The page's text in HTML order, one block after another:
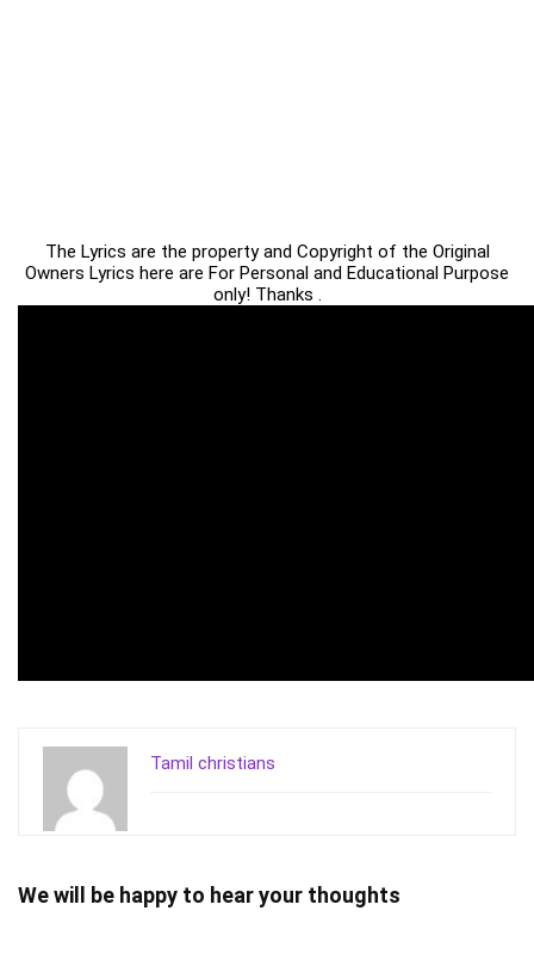
The Lyrics are the property and Copyright of the Original
Owners Lyrics here are For Personal and Educational Purpose
only! Thanks .
Tamil christians
We will be happy to hear your thoughts